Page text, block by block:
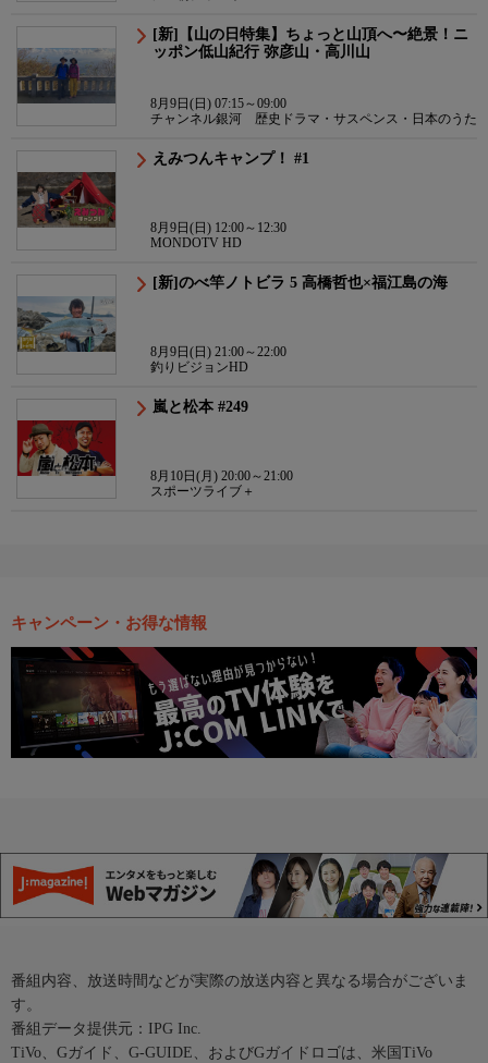
[新]【山の日特集】ちょっと山頂へ〜絶景！ニ
ッポン低山紀行 弥彦山・高川山
8月9日(日) 07:15～09:00
チャンネル銀河 歴史ドラマ・サスペンス・日本のうた
えみつんキャンプ！ #1
8月9日(日) 12:00～12:30
MONDOTV HD
[新]のべ竿ノトビラ 5 高橋哲也×福江島の海
8月9日(日) 21:00～22:00
釣りビジョンHD
嵐と松本 #249
8月10日(月) 20:00～21:00
スポーツライブ＋
キャンペーン・お得な情報
番組内容、放送時間などが実際の放送内容と異なる場合がございま
す。
番組データ提供元：IPG Inc.
TiVo、Gガイド、G-GUIDE、およびGガイドロゴは、米国TiVo